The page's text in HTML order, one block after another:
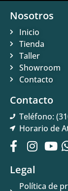
Nosotros
Inicio
Tienda
Taller
Showroom
Contacto
Contacto
Teléfono:
Horario de
Legal
Política de